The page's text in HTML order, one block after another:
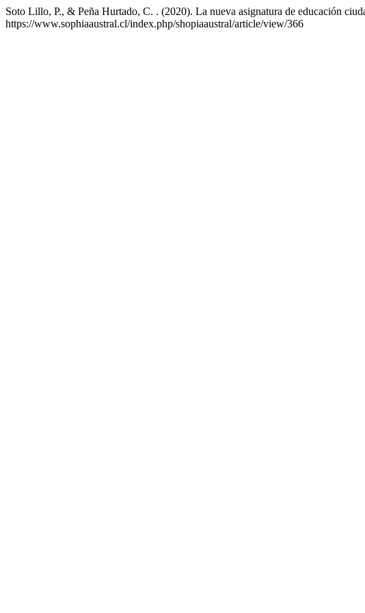
Soto Lillo, P., & Peña Hurtado, C. . (2020). La nueva asignatura de educación
https://www.sophiaaustral.cl/index.php/shopiaaustral/article/view/366